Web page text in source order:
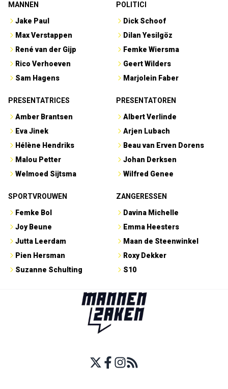
MANNEN
Jake Paul
Max Verstappen
René van der Gijp
Rico Verhoeven
Sam Hagens
POLITICI
Dick Schoof
Dilan Yesilgöz
Femke Wiersma
Geert Wilders
Marjolein Faber
PRESENTATRICES
Amber Brantsen
Eva Jinek
Hélène Hendriks
Malou Petter
Welmoed Sijtsma
PRESENTATOREN
Albert Verlinde
Arjen Lubach
Beau van Erven Dorens
Johan Derksen
Wilfred Genee
SPORTVROUWEN
Femke Bol
Joy Beune
Jutta Leerdam
Pien Hersman
Suzanne Schulting
ZANGERESSEN
Davina Michelle
Emma Heesters
Maan de Steenwinkel
Roxy Dekker
S10